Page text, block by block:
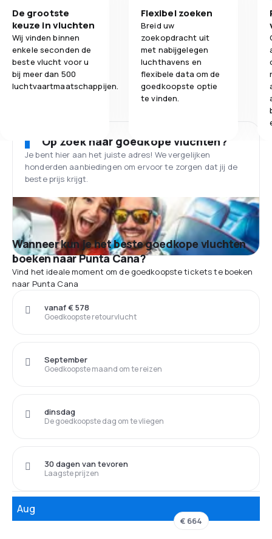
De grootste
keuze in vluchten
Wij vinden binnen
enkele seconden de
beste vlucht voor u
bij meer dan 500
luchtvaartmaatschappijen.
Flexibel zoeken
Breid uw
zoekopdracht uit
met nabijgelegen
luchthavens en
flexibele data om de
goedkoopste optie
te vinden.
Op zoek naar goedkope vluchten?
Je bent hier aan het juiste adres! We vergelijken
honderden aanbiedingen om ervoor te zorgen dat jij de
beste prijs krijgt.
Wanneer kun je het beste goedkope vluchten
boeken naar Punta Cana?
Vind het ideale moment om de goedkoopste tickets te boeken
naar Punta Cana
Goedkoopste retourvlucht
vanaf € 578
Goedkoopste maand om te reizen
September
De goedkoopste dag om te vliegen
dinsdag
Laagste prijzen
30 dagen van tevoren
Aug
€ 664